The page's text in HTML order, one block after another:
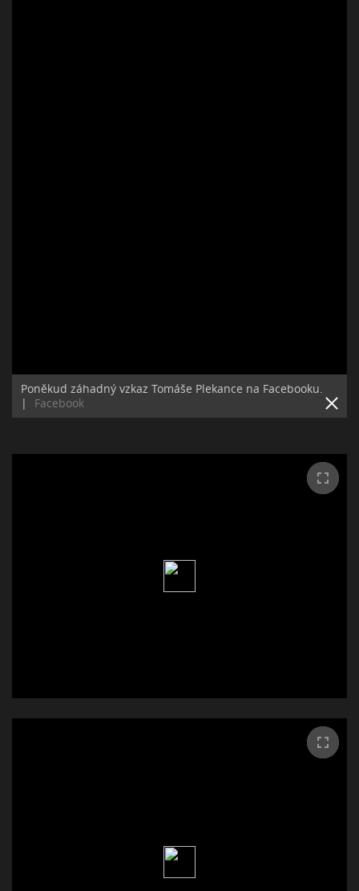
Poněkud záhadný vzkaz Tomáše Plekance na Facebooku.
|
Facebook